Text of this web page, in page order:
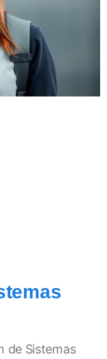
de Sistemas